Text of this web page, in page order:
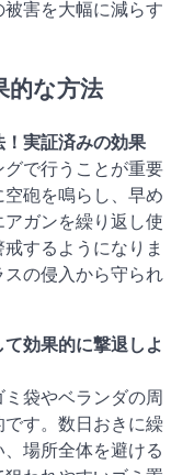
害を大幅に減らす
的な方法
実証済みの効果
で行うことが重要
砲を鳴らし、早め
ガンを繰り返し使
するようになりま
の侵入から守られ
効果的に撃退しよ
袋やベランダの周
す。数日おきに繰
場所全体を避ける